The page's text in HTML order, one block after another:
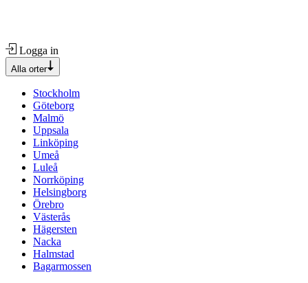
Logga in
Alla orter
Stockholm
Göteborg
Malmö
Uppsala
Linköping
Umeå
Luleå
Norrköping
Helsingborg
Örebro
Västerås
Hägersten
Nacka
Halmstad
Bagarmossen